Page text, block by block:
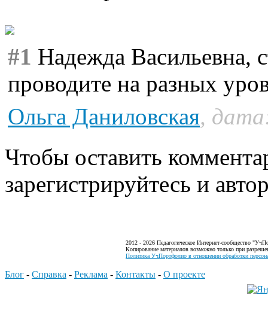
#1 Надежда Васильевна,
проводите на разных
Ольга Даниловская,
Чтобы оставить
зарегистрируйтесь и
2012 - 2026 Педагогическое Интернет-сообщество
Копирование материалов возможно только при
Политика УчПортфолио в отношении обработки
Блог - Справка - Реклама - Контакты - О проекте